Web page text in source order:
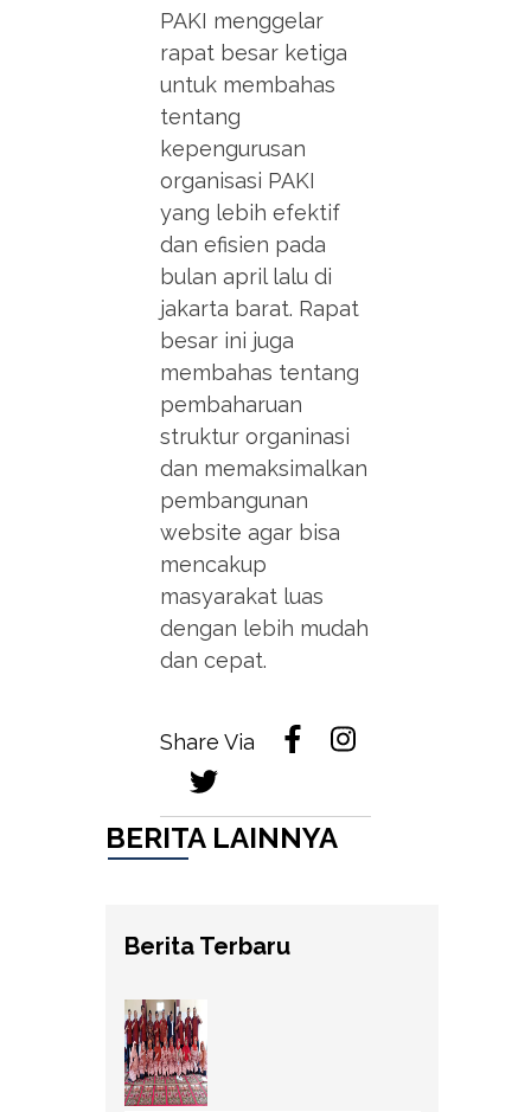
PAKI menggelar
rapat besar ketiga
untuk membahas
tentang
kepengurusan
organisasi PAKI
yang lebih efektif
dan efisien pada
bulan april lalu di
jakarta barat. Rapat
besar ini juga
membahas tentang
pembaharuan
struktur organinasi
dan memaksimalkan
pembangunan
website agar bisa
mencakup
masyarakat luas
dengan lebih mudah
dan cepat.
Share Via
BERITA LAINNYA
Berita Terbaru